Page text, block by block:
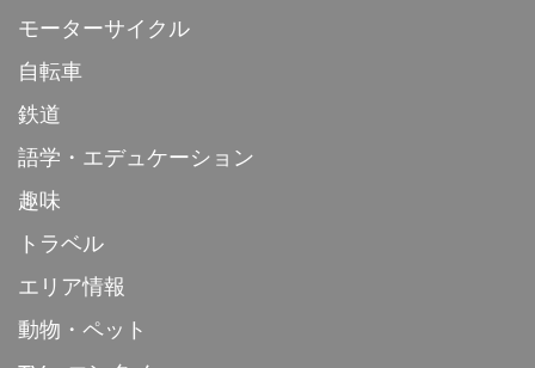
モーターサイクル
自転車
鉄道
語学・エデュケーション
趣味
トラベル
エリア情報
動物・ペット